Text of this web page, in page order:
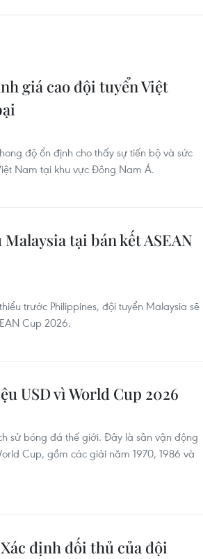
giá cao đội tuyển Việt
độ ổn định cho thấy sự tiến bộ và sức
Nam tại khu vực Đông Nam Á.
tại bán kết ASEAN
trước Philippines, đội tuyển Malaysia sẽ
Cup 2026.
USD vì World Cup 2026
sử bóng đá thế giới. Đây là sân vận động
Cup, gồm các giải năm 1970, 1986 và
định đối thủ của đội